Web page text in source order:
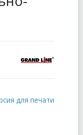
для печати